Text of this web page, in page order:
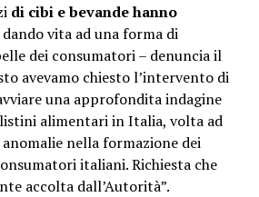
di cibi e bevandehanno
vita ad una forma di
dei consumatori – denuncia il
avevamo chiesto l’intervento di
una approfondita indagine
alimentari in Italia, volta ad
nella formazione dei
italiani. Richiesta che
accolta dall’Autorità”.